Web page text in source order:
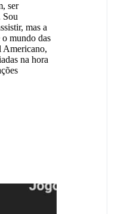
ser
Sou
mas a
mundo das
Americano,
na hora